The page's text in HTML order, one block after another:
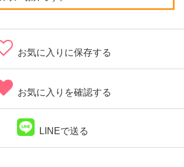
お気に入りに保存する
お気に入りを確認する
LINEで送る